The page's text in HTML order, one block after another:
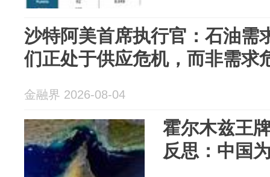
沙特阿美首席执行官：石油需
们正处于供应危机，而非需求
金融界 2026-08-04
霍尔木兹王
反思：中国